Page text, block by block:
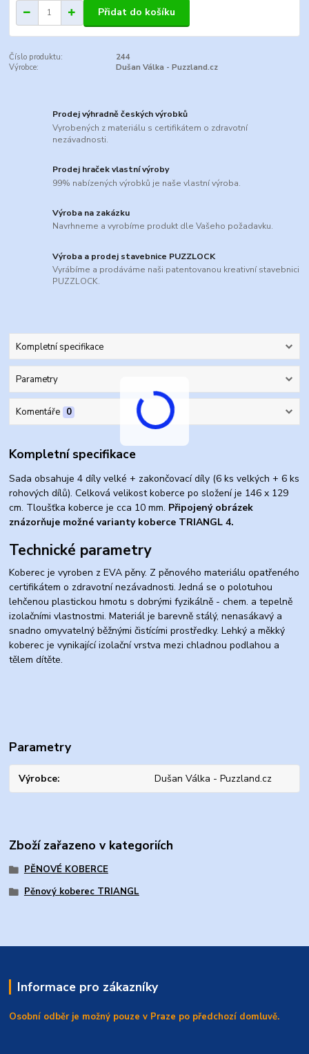
Přidat do košíku
Číslo produktu:
244
Výrobce:
Dušan Válka - Puzzland.cz
Prodej výhradně českých výrobků
Vyrobených z materiálu s certifikátem o zdravotní
nezávadnosti.
Prodej hraček vlastní výroby
99% nabízených výrobků je naše vlastní výroba.
Výroba na zakázku
Navrhneme a vyrobíme produkt dle Vašeho požadavku.
Výroba a prodej stavebnice PUZZLOCK
Vyrábíme a prodáváme naši patentovanou kreativní stavebnici
PUZZLOCK.
Kompletní specifikace
Parametry
Komentáře 0
Kompletní specifikace
Sada obsahuje 4 díly velké + zakončovací díly (6 ks velkých + 6 ks
rohových dílů). Celková velikost koberce po složení je 146 x 129
cm. Tloušťka koberce je cca 10 mm. Připojený obrázek
znázorňuje možné varianty koberce TRIANGL 4.
Technické parametry
Koberec je vyroben z EVA pěny. Z pěnového materiálu opatřeného
certifikátem o zdravotní nezávadnosti. Jedná se o polotuhou
lehčenou plastickou hmotu s dobrými fyzikálně - chem. a tepelně
izolačními vlastnostmi. Materiál je barevně stálý, nenasákavý a
snadno omyvatelný běžnými čistícími prostředky. Lehký a měkký
koberec je vynikající izolační vrstva mezi chladnou podlahou a
tělem dítěte.
Parametry
Výrobce Dušan Válka - Puzzland.cz
Zboží zařazeno v kategoriích
PĚNOVÉ KOBERCE
Pěnový koberec TRIANGL
Informace pro zákazníky
Osobní odběr je možný pouze v Praze po předchozí domluvě.